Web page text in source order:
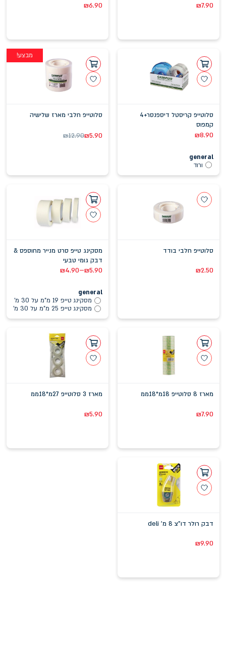
₪7.90
₪6.90
סלוטייפ קריסטל דיספנסר+4
קמפוס
₪8.90
general
ורוד
מבצע!
סלוטייפ חלבי מארז שלישיה
₪12.90₪5.90
סלוטייפ חלבי בודד
₪2.50
מסקינג טייפ סרט מנייר מחוספס &
דבק גומי טבעי
₪4.90–₪5.90
general
מסקינג טייפ 19 מ"מ על 30 מ'
מסקינג טייפ 25 מ"מ על 30 מ'
מארז 8 סלוטייפ 18מ*18ממ
₪7.90
מארז 3 סלוטייפ 27מ*18ממ
₪5.90
דבק רולר דו"צ 8 מ' deli
₪9.90